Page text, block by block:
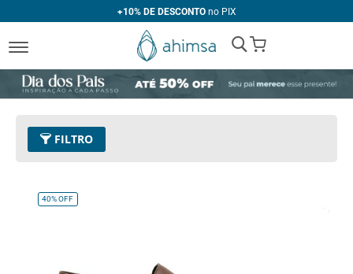
+10% DE DESCONTOno PIX
My Cart
FILTRO
Limpar Tudo
R$ 200,00
40%OFF